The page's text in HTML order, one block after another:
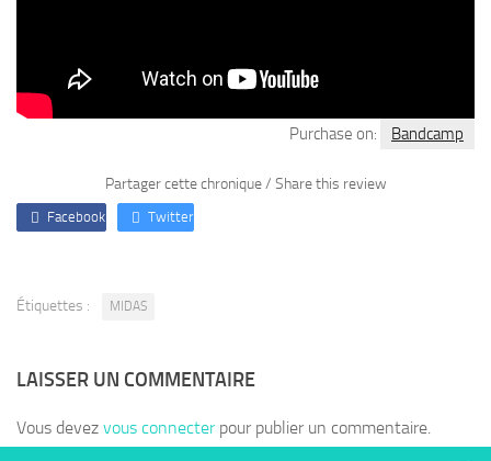
Purchase on: Bandcamp
Partager cette chronique / Share this review
Facebook Twitter
Étiquettes : MIDAS
LAISSER UN COMMENTAIRE
Vous devez vous connecterpour publier un commentaire.